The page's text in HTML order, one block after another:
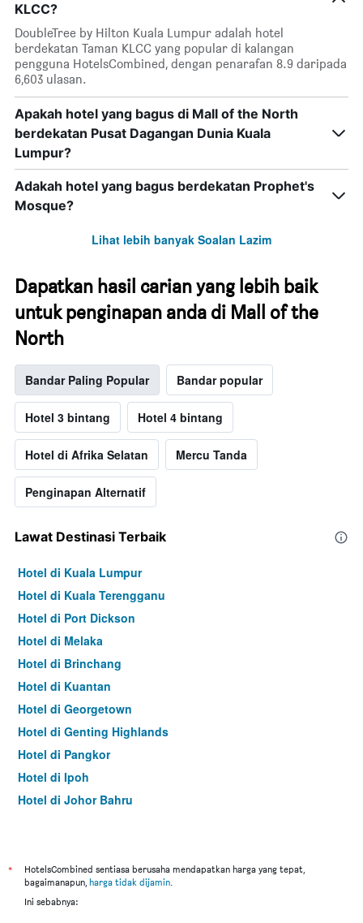
KLCC?
DoubleTree by Hilton Kuala Lumpur adalah hotel
berdekatan Taman KLCC yang popular di kalangan
pengguna HotelsCombined, dengan penarafan 8.9 daripada
6,603 ulasan.
Apakah hotel yang bagus di Mall of the North
berdekatan Pusat Dagangan Dunia Kuala
Lumpur?
Adakah hotel yang bagus berdekatan Prophet's
Mosque?
Lihat lebih banyak Soalan Lazim
Dapatkan hasil carian yang lebih baik
untuk penginapan anda di Mall of the
North
Bandar Paling Popular Bandar popular
Hotel 3 bintang Hotel 4 bintang
Hotel di Afrika Selatan Mercu Tanda
Penginapan Alternatif
Lawat Destinasi Terbaik
Hotel di Kuala Lumpur
Hotel di Kuala Terengganu
Hotel di Port Dickson
Hotel di Melaka
Hotel di Brinchang
Hotel di Kuantan
Hotel di Georgetown
Hotel di Genting Highlands
Hotel di Pangkor
Hotel di Ipoh
Hotel di Johor Bahru
Hotel di Kuching
Hotel di Tokyo
*
HotelsCombined sentiasa berusaha mendapatkan harga yang tepat,
bagaimanapun, harga tidak dijamin.
Ini sebabnya: